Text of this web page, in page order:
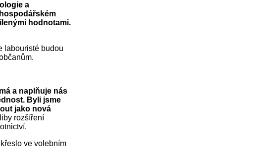
a
hodnotami.
labouristé budou
a naplňuje nás
Byli jsme
jako nová
rozšíření
ve volebním